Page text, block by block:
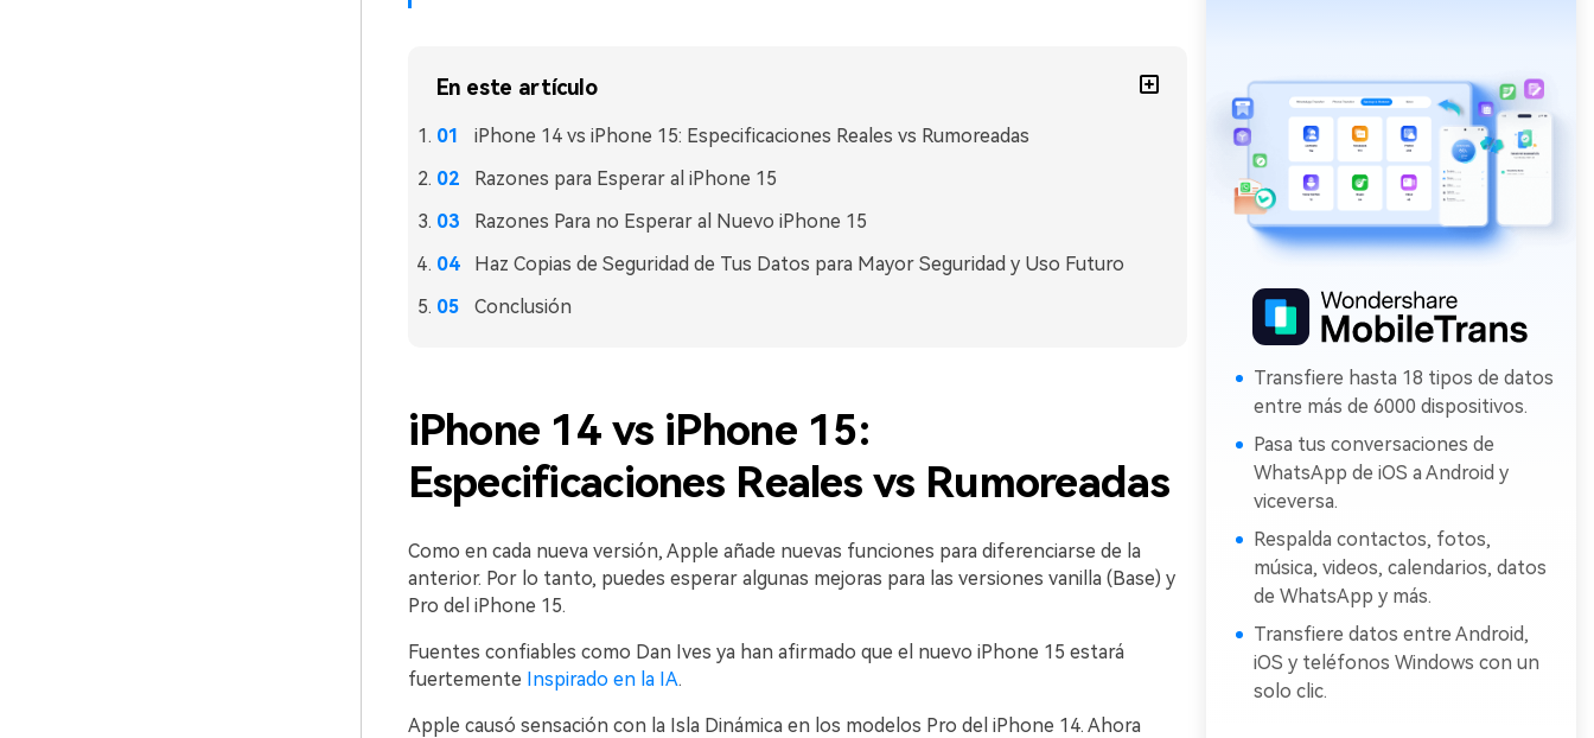
En este artículo
iPhone 14 vs iPhone 15: Especificaciones Reales vs Rumoreadas
Razones para Esperar al iPhone 15
Razones Para no Esperar al Nuevo iPhone 15
Haz Copias de Seguridad de Tus Datos para Mayor Seguridad y Uso Futuro
Conclusión
iPhone 14 vs iPhone 15:
Especificaciones Reales vs Rumoreadas
Como en cada nueva versión, Apple añade nuevas funciones para diferenciarse de la
anterior. Por lo tanto, puedes esperar algunas mejoras para las versiones vanilla (Base) y
Pro del iPhone 15.
Fuentes confiables como Dan Ives ya han afirmado que el nuevo iPhone 15 estará
fuertemente Inspirado en la IA.
Apple causó sensación con la Isla Dinámica en los modelos Pro del iPhone 14. Ahora
Transfiere hasta 18 tipos de datos
entre más de 6000 dispositivos.
Pasa tus conversaciones de
WhatsApp de iOS a Android y
viceversa.
Respalda contactos, fotos,
música, videos, calendarios, datos
de WhatsApp y más.
Transfiere datos entre Android,
iOS y teléfonos Windows con un
solo clic.